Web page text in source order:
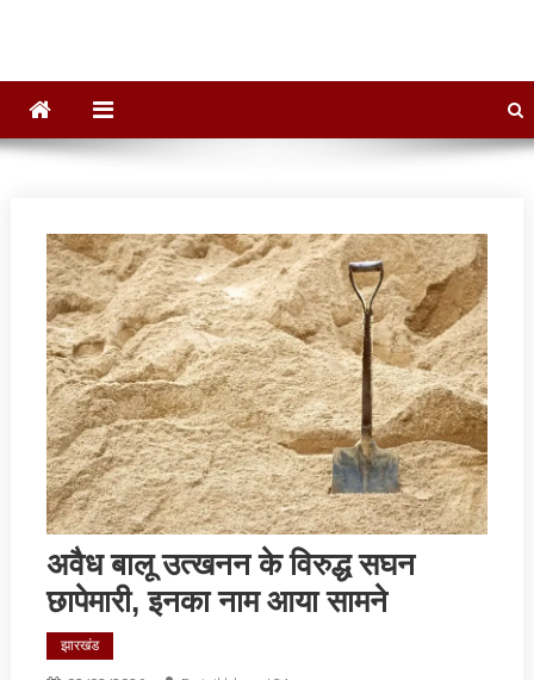
अवैध बालू उत्खनन के विरुद्ध सघन
छापेमारी, इनका नाम आया सामने
झारखंड